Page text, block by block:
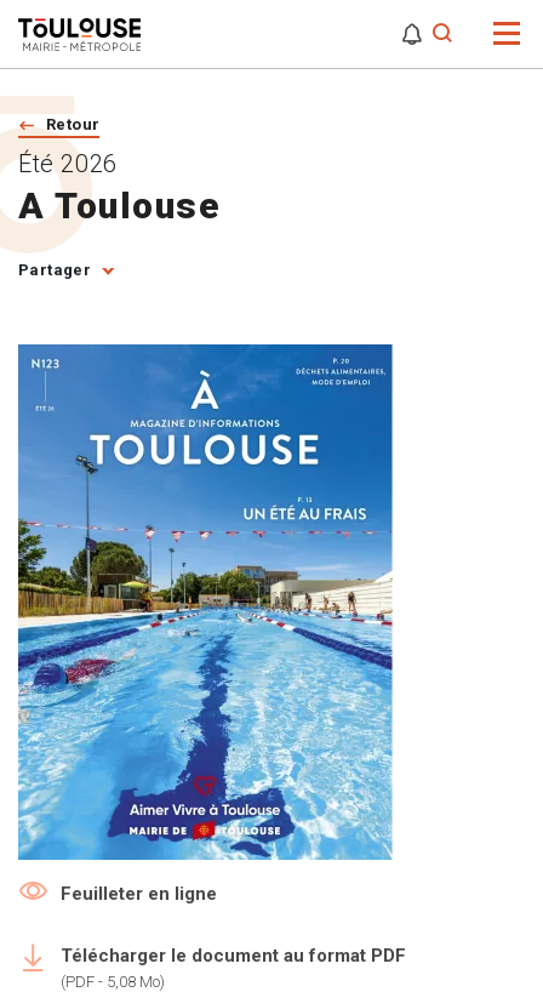
Retour
A Toulouse
Été 2026
Partager
Feuilleter en ligne
Télécharger le document au format PDF
(PDF - 5,08 Mo)